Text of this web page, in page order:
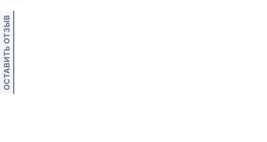
ОСТАВИТЬ ОТЗЫВ